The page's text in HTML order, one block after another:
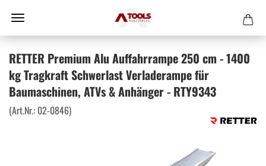
RETTER Premium Alu Auffahrrampe 250 cm - 1400
kg Tragkraft Schwerlast Verladerampe für
Baumaschinen, ATVs & Anhänger - RTY9343
(Art.Nr.: 02-0846)